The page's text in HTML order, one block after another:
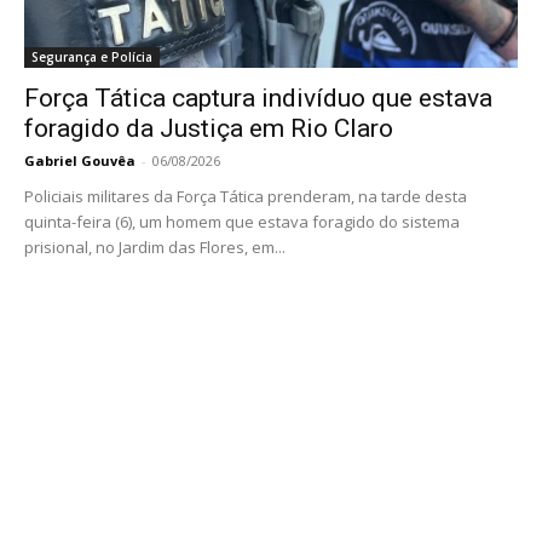
Segurança e Polícia
Força Tática captura indivíduo que estava
foragido da Justiça em Rio Claro
Gabriel Gouvêa - 06/08/2026
Policiais militares da Força Tática prenderam, na tarde desta
quinta-feira (6), um homem que estava foragido do sistema
prisional, no Jardim das Flores, em...